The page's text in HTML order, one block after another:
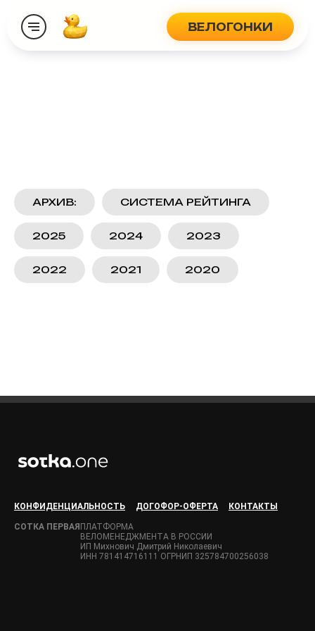
ВЕЛОГОНКИ
АРХИВ: СИСТЕМА РЕЙТИНГА
2025 2024 2023
2022 2021 2020
КОНФИДЕНЦИАЛЬНОСТЬ ДОГОФОР-ОФЕРТА КОНТАКТЫ
СОТКА ПЕРВАЯ ПЛАТФОРМА
ВЕЛОМЕНЕДЖМЕНТА В РОССИИ
ИП Михнович Дмитрий Николаевич
ИНН 781414716111 ОГРНИП 325784700256038